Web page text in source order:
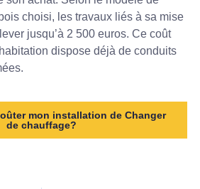
choisi, les travaux liés à sa mise
jusqu’à 2 500 euros. Ce coût
dispose déjà de conduits
mon installation de Changer
de chauffage?